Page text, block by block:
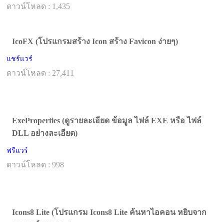
ดาวน์โหลด : 1,435
IcoFX (โปรแกรมสร้าง Icon สร้าง Favicon ง่ายๆ)
แชร์แวร์
ดาวน์โหลด : 27,411
ExeProperties (ดูรายละเอียด ข้อมูล ไฟล์ EXE หรือ ไฟล์
DLL อย่างละเอียด)
ฟรีแวร์
ดาวน์โหลด : 998
Icons8 Lite (โปรแกรม Icons8 Lite ค้นหาไอคอน หยิบจาก